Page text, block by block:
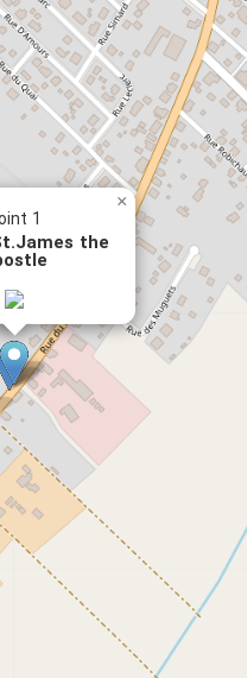
1
the
×